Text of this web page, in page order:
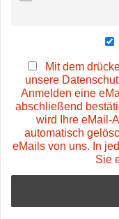
Mit dem
unsere
Anmelden eine
abschließend
wird Ihre eMail-
automatisch
eMails von uns. In
Sie